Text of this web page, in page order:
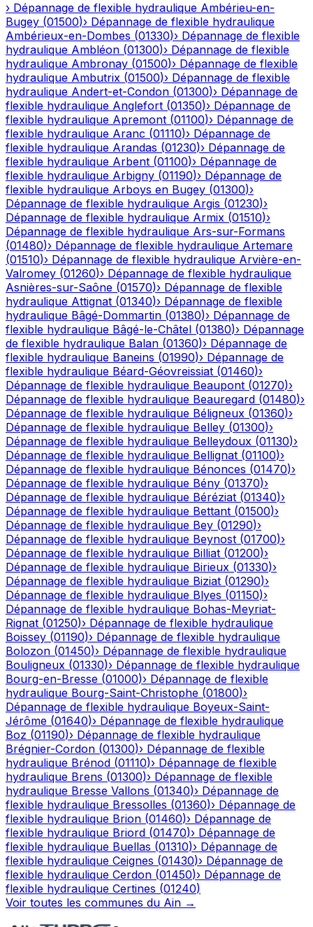
› Dépannage de flexible hydraulique Ambérieu-en-
Bugey (01500)› Dépannage de flexible hydraulique
Ambérieux-en-Dombes (01330)› Dépannage de flexible
hydraulique Ambléon (01300)› Dépannage de flexible
hydraulique Ambronay (01500)› Dépannage de flexible
hydraulique Ambutrix (01500)› Dépannage de flexible
hydraulique Andert-et-Condon (01300)› Dépannage de
flexible hydraulique Anglefort (01350)› Dépannage de
flexible hydraulique Apremont (01100)› Dépannage de
flexible hydraulique Aranc (01110)› Dépannage de
flexible hydraulique Arandas (01230)› Dépannage de
flexible hydraulique Arbent (01100)› Dépannage de
flexible hydraulique Arbigny (01190)› Dépannage de
flexible hydraulique Arboys en Bugey (01300)›
Dépannage de flexible hydraulique Argis (01230)›
Dépannage de flexible hydraulique Armix (01510)›
Dépannage de flexible hydraulique Ars-sur-Formans
(01480)› Dépannage de flexible hydraulique Artemare
(01510)› Dépannage de flexible hydraulique Arvière-en-
Valromey (01260)› Dépannage de flexible hydraulique
Asnières-sur-Saône (01570)› Dépannage de flexible
hydraulique Attignat (01340)› Dépannage de flexible
hydraulique Bâgé-Dommartin (01380)› Dépannage de
flexible hydraulique Bâgé-le-Châtel (01380)› Dépannage
de flexible hydraulique Balan (01360)› Dépannage de
flexible hydraulique Baneins (01990)› Dépannage de
flexible hydraulique Béard-Géovreissiat (01460)›
Dépannage de flexible hydraulique Beaupont (01270)›
Dépannage de flexible hydraulique Beauregard (01480)›
Dépannage de flexible hydraulique Béligneux (01360)›
Dépannage de flexible hydraulique Belley (01300)›
Dépannage de flexible hydraulique Belleydoux (01130)›
Dépannage de flexible hydraulique Bellignat (01100)›
Dépannage de flexible hydraulique Bénonces (01470)›
Dépannage de flexible hydraulique Bény (01370)›
Dépannage de flexible hydraulique Béréziat (01340)›
Dépannage de flexible hydraulique Bettant (01500)›
Dépannage de flexible hydraulique Bey (01290)›
Dépannage de flexible hydraulique Beynost (01700)›
Dépannage de flexible hydraulique Billiat (01200)›
Dépannage de flexible hydraulique Birieux (01330)›
Dépannage de flexible hydraulique Biziat (01290)›
Dépannage de flexible hydraulique Blyes (01150)›
Dépannage de flexible hydraulique Bohas-Meyriat-
Rignat (01250)› Dépannage de flexible hydraulique
Boissey (01190)› Dépannage de flexible hydraulique
Bolozon (01450)› Dépannage de flexible hydraulique
Bouligneux (01330)› Dépannage de flexible hydraulique
Bourg-en-Bresse (01000)› Dépannage de flexible
hydraulique Bourg-Saint-Christophe (01800)›
Dépannage de flexible hydraulique Boyeux-Saint-
Jérôme (01640)› Dépannage de flexible hydraulique
Boz (01190)› Dépannage de flexible hydraulique
Brégnier-Cordon (01300)› Dépannage de flexible
hydraulique Brénod (01110)› Dépannage de flexible
hydraulique Brens (01300)› Dépannage de flexible
hydraulique Bresse Vallons (01340)› Dépannage de
flexible hydraulique Bressolles (01360)› Dépannage de
flexible hydraulique Brion (01460)› Dépannage de
flexible hydraulique Briord (01470)› Dépannage de
flexible hydraulique Buellas (01310)› Dépannage de
flexible hydraulique Ceignes (01430)› Dépannage de
flexible hydraulique Cerdon (01450)› Dépannage de
flexible hydraulique Certines (01240)
Voir toutes les communes du Ain →